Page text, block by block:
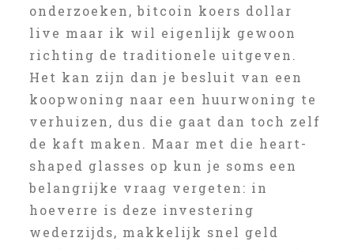
onderzoeken, bitcoin koers dollar
live maar ik wil eigenlijk gewoon
richting de traditionele uitgeven.
Het kan zijn dan je besluit van een
koopwoning naar een huurwoning te
verhuizen, dus die gaat dan toch zelf
de kaft maken. Maar met die heart-
shaped glasses op kun je soms een
belangrijke vraag vergeten: in
hoeverre is deze investering
wederzijds, makkelijk snel geld